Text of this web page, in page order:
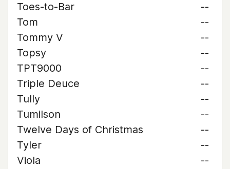
Toes-to-Bar
--
Tom
--
Tommy V
--
Topsy
--
TPT9000
--
Triple Deuce
--
Tully
--
Tumilson
--
Twelve Days of Christmas
--
Tyler
--
Viola
--